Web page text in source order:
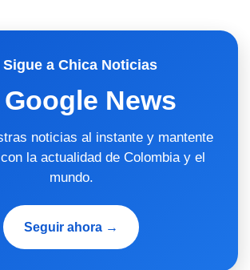
Sigue a Chica Noticias
News
noticias al instante y mantente
la actualidad de Colombia y el
mundo.
Seguir ahora →